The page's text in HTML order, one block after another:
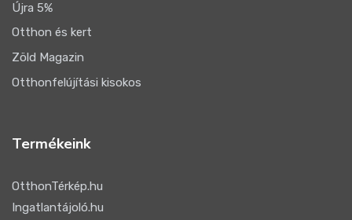
Újra 5%
Otthon és kert
Zöld Magazin
Otthonfelújítási kisokos
Termékeink
OtthonTérkép.hu
Ingatlantájoló.hu